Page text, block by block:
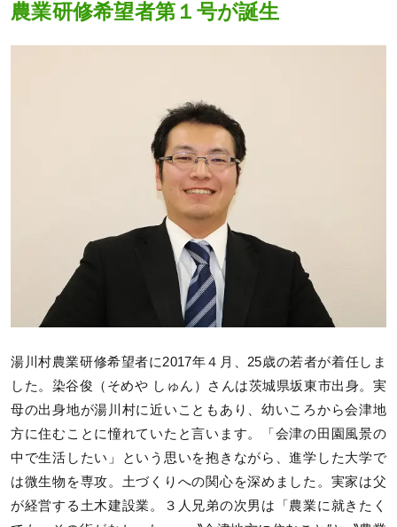
農業研修希望者第１号が誕生
湯川村農業研修希望者に2017年４月、25歳の若者が着任しま
した。染谷俊（そめや しゅん）さんは茨城県坂東市出身。実
母の出身地が湯川村に近いこともあり、幼いころから会津地
方に住むことに憧れていたと言います。「会津の田園風景の
中で生活したい」という思いを抱きながら、進学した大学で
は微生物を専攻。土づくりへの関心を深めました。実家は父
が経営する土木建設業。３人兄弟の次男は「農業に就きたく